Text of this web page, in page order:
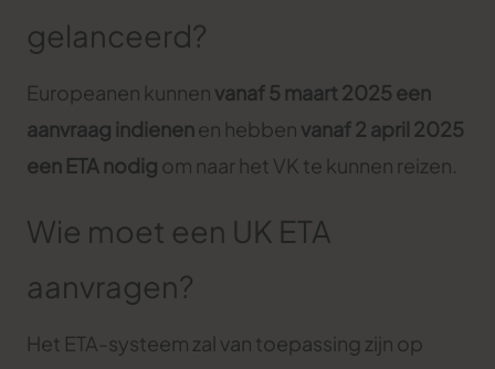
gelanceerd?
Europeanen kunnen vanaf 5 maart 2025 een
aanvraag indienenen hebben vanaf 2 april 2025
een ETA nodig om naar het VK te kunnen reizen.
Wie moet een UK ETA
aanvragen?
Het ETA-systeem zal van toepassing zijn op